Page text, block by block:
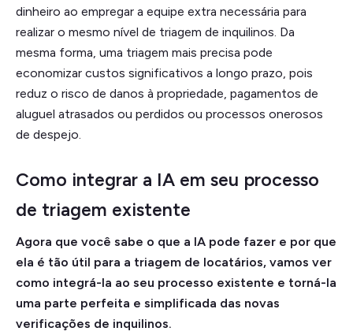
dinheiro ao empregar a equipe extra necessária para
realizar o mesmo nível de triagem de inquilinos. Da
mesma forma, uma triagem mais precisa pode
economizar custos significativos a longo prazo, pois
reduz o risco de danos à propriedade, pagamentos de
aluguel atrasados ou perdidos ou processos onerosos
de despejo.
Como integrar a IA em seu processo
de triagem existente
Agora que você sabe o que a IA pode fazer e por que
ela é tão útil para a triagem de locatários, vamos ver
como integrá-la ao seu processo existente e torná-la
uma parte perfeita e simplificada das novas
verificações de inquilinos.